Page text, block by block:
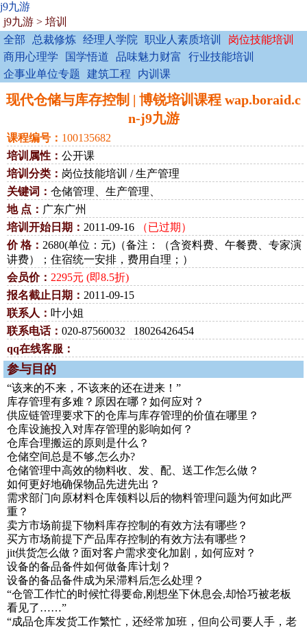
j9九游
j9九游 > 培训
全部
总裁修炼 经理人学院 职业人素质培训
岗位技能培训
商用心理学
国学悟道 品味魅力财富
行业技能培训
企事业单位专题
建筑工程 内训课
现代仓储与库存控制 | 博锐培训课程 wap.boraid.c
n-j9九游
课程编号： 100135682
培训属性： 公开课
培训分类： 岗位技能培训 / 生产管理
关键词： 仓储管理、生产管理、
地 点： 广东广州
培训开始日期： 2011-09-16
（已过期）
价 格： 2680(单位：元)（备注：（含资料费、午餐费、专家演
讲费）；住宿统一安排，费用自理；）
会员价： 2295元 (即8.5折)
报名截止日期： 2011-09-15
联系人： 叶小姐
联系电话： 020-87560032 18026426454
qq在线客服：
参与目的
“该来的不来，不该来的还在进来！”
库存管理有多难？原因在哪？如何应对？
供应链管理要求下的仓库与库存管理的价值在哪里？
仓库设施投入对库存管理的影响如何？
仓库合理搬运的原则是什么？
仓储空间总是不够,怎么办?
仓储管理中高效的物料收、发、配、送工作怎么做？
如何更好地确保物品先进先出？
需求部门向原材料仓库领料以后的物料管理问题为何如此严
重？
卖方市场前提下物料库存控制的有效方法有哪些？
买方市场前提下产品库存控制的有效方法有哪些？
jit供货怎么做？面对客户需求变化加剧，如何应对？
设备的备品备件如何做备库计划？
设备的备品备件成为呆滞料后怎么处理？
“仓管工作忙的时候忙得要命,刚想坐下休息会,却恰巧被老板
看见了……”
“成品仓库发货工作繁忙，还经常加班，但向公司要人手，老